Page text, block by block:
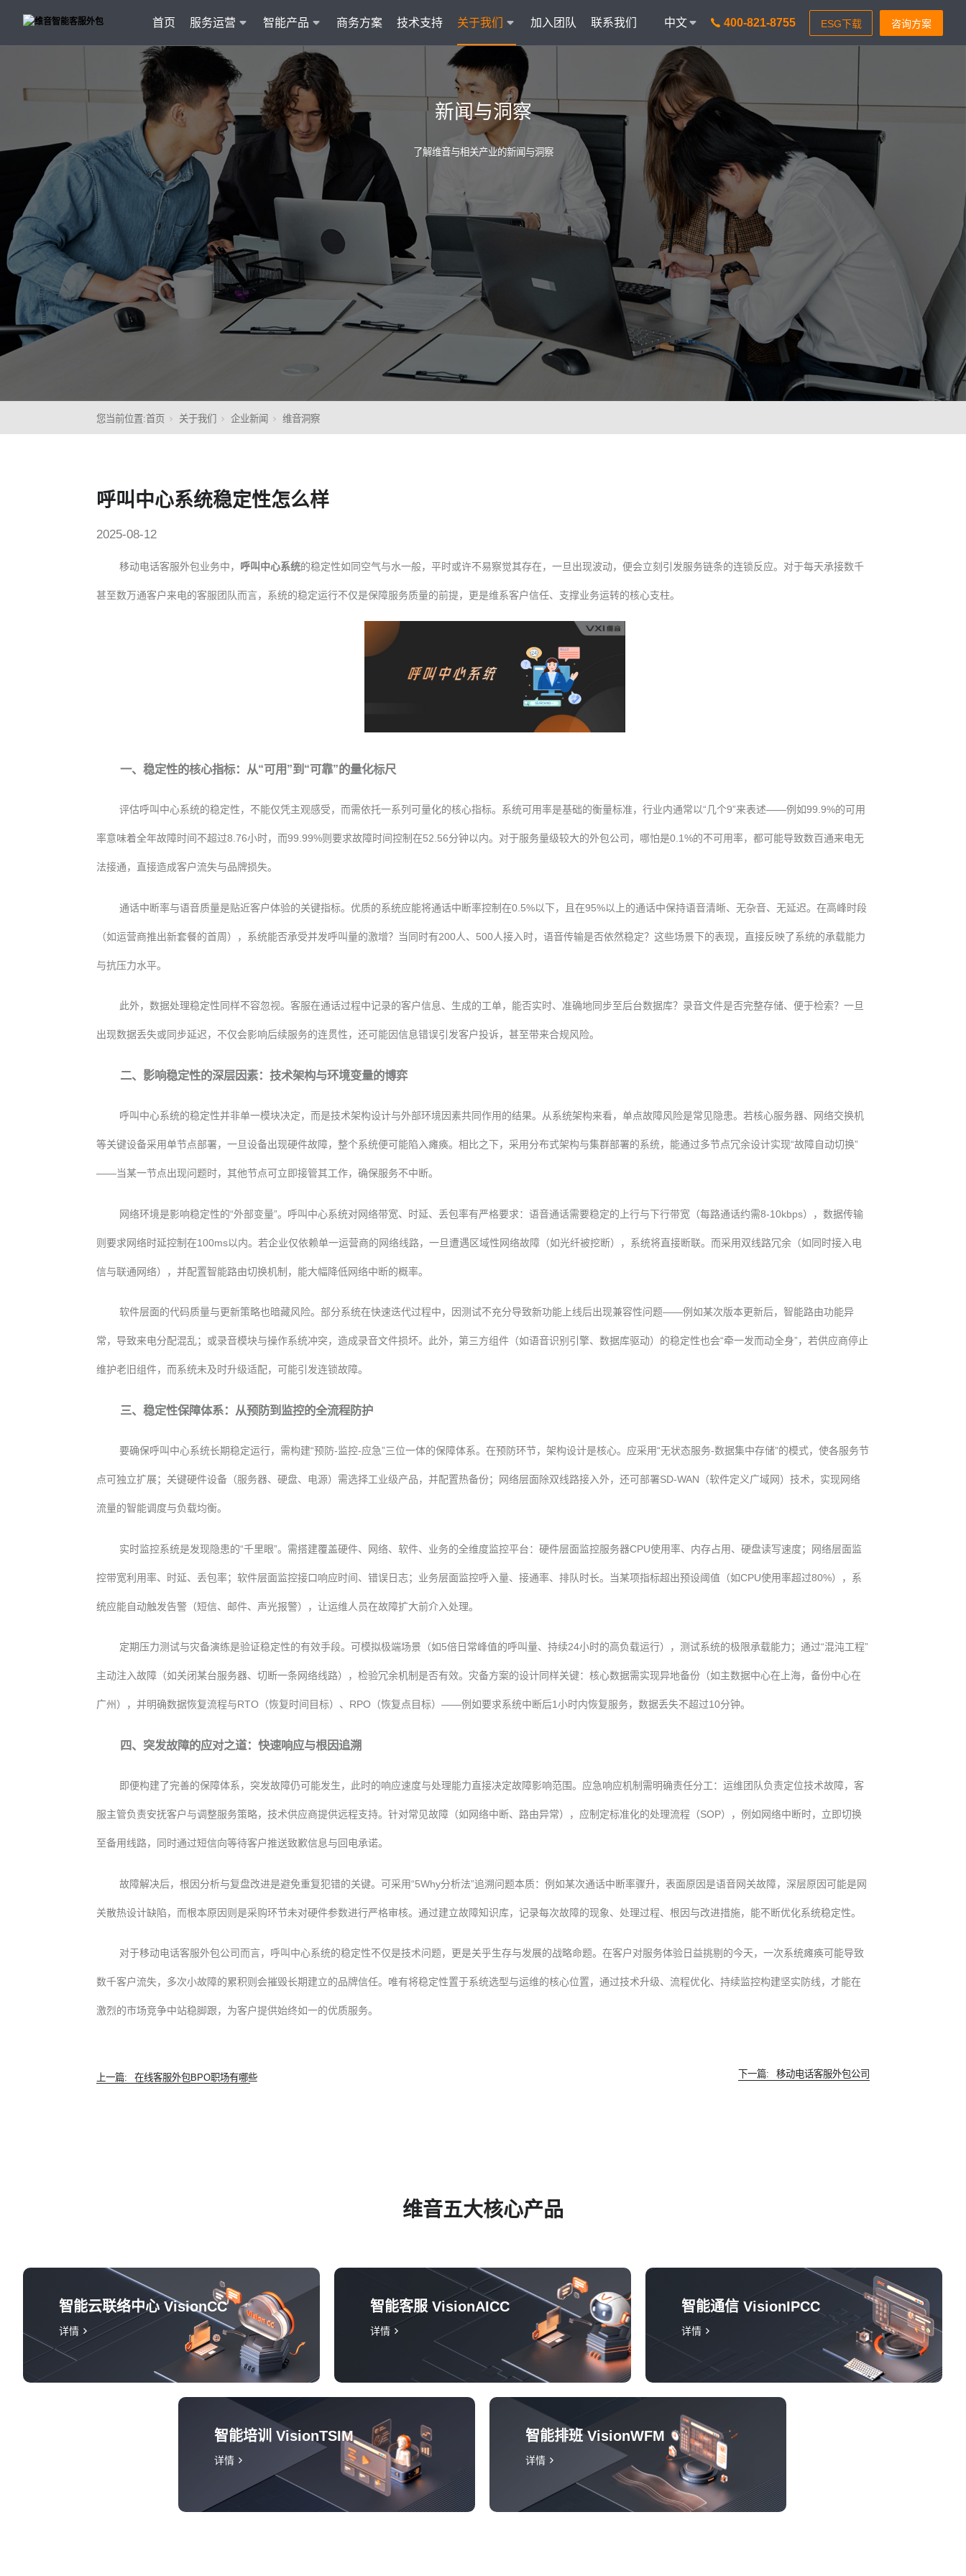
首页 服务运营 智能产品 商务方案 技术支持 关于我们 加入团队 联系我们 中文 400-821-8755
维音产品矩阵
· 产品融入维音20余行业服务经验
· 专属技术顾问进行1对1服务
· 丰富的定制化开发交付案例
客户服务
智能云联络中心 VisionCC
统一接入多渠道，坐席接待更省心
智能客服 VisionAICC
集成6种AI功能，革新客户体验
智能通信 VisionIPCC
IP软交换模式，通信稳定灵
AI知识助手
沉淀金牌话术，搜索即得答案
营销自动化
批量营销发送，提升获客转化
多模态客服
智能交互升级，轻松理解声图文
文本机器人VisionBot
7*24小时智能问题匹配
外呼机器人VisionIDR
高效转化获客，助力锁定目标客
户
质检机器人VisionIQA
全量质检&实时告警，降低客诉率
智能培训 VisionTSIM
沉浸式Al陪练，打造金牌客服团队
智能排班 VisionWFM
预测排班需求，实时获悉遵时率
核心技术
声纹识别VPR
图像描述 IC
新闻与洞察
了解维音与相关产业的新闻与洞察
您当前位置:首页 关于我们 企业新闻 维音洞察
呼叫中心系统稳定性怎么样
2025-08-12
移动电话客服外包业务中， 呼叫中心系统的稳定性如同空气与水一般，平时或许不易察觉其存在，一旦出现波动，便会立刻引发服务链条的连锁反应。对于每天承接数千
甚至数万通客户来电的客服团队而言，系统的稳定运行不仅是保障服务质量的前提，更是维系客户信任、支撑业务运转的核心支柱。
一、稳定性的核心指标：从“可用”到“可靠”的量化标尺
评估呼叫中心系统的稳定性，不能仅凭主观感受，而需依托一系列可量化的核心指标。系统可用率是基础的衡量标准，行业内通常以“几个9”来表述——例如99.9%的可用
率意味着全年故障时间不超过8.76小时，而99.99%则要求故障时间控制在52.56分钟以内。对于服务量级较大的外包公司，哪怕是0.1%的不可用率，都可能导致数百通来电无
法接通，直接造成客户流失与品牌损失。
通话中断率与语音质量是贴近客户体验的关键指标。优质的系统应能将通话中断率控制在0.5%以下，且在95%以上的通话中保持语音清晰、无杂音、无延迟。在高峰时段
（如运营商推出新套餐的首周），系统能否承受并发呼叫量的激增？当同时有200人、500人接入时，语音传输是否依然稳定？这些场景下的表现，直接反映了系统的承载能力
与抗压力水平。
此外，数据处理稳定性同样不容忽视。客服在通话过程中记录的客户信息、生成的工单，能否实时、准确地同步至后台数据库？录音文件是否完整存储、便于检索？一旦
出现数据丢失或同步延迟，不仅会影响后续服务的连贯性，还可能因信息错误引发客户投诉，甚至带来合规风险。
二、影响稳定性的深层因素：技术架构与环境变量的博弈
呼叫中心系统的稳定性并非单一模块决定，而是技术架构设计与外部环境因素共同作用的结果。从系统架构来看，单点故障风险是常见隐患。若核心服务器、网络交换机
等关键设备采用单节点部署，一旦设备出现硬件故障，整个系统便可能陷入瘫痪。相比之下，采用分布式架构与集群部署的系统，能通过多节点冗余设计实现“故障自动切换”
——当某一节点出现问题时，其他节点可立即接管其工作，确保服务不中断。
网络环境是影响稳定性的“外部变量”。呼叫中心系统对网络带宽、时延、丢包率有严格要求：语音通话需要稳定的上行与下行带宽（每路通话约需8-10kbps），数据传输
则要求网络时延控制在100ms以内。若企业仅依赖单一运营商的网络线路，一旦遭遇区域性网络故障（如光纤被挖断），系统将直接断联。而采用双线路冗余（如同时接入电
信与联通网络），并配置智能路由切换机制，能大幅降低网络中断的概率。
软件层面的代码质量与更新策略也暗藏风险。部分系统在快速迭代过程中，因测试不充分导致新功能上线后出现兼容性问题——例如某次版本更新后，智能路由功能异
常，导致来电分配混乱；或录音模块与操作系统冲突，造成录音文件损坏。此外，第三方组件（如语音识别引擎、数据库驱动）的稳定性也会“牵一发而动全身”，若供应商停止
维护老旧组件，而系统未及时升级适配，可能引发连锁故障。
三、稳定性保障体系：从预防到监控的全流程防护
要确保呼叫中心系统长期稳定运行，需构建“预防-监控-应急”三位一体的保障体系。在预防环节，架构设计是核心。应采用“无状态服务-数据集中存储”的模式，使各服务节
点可独立扩展；关键硬件设备（服务器、硬盘、电源）需选择工业级产品，并配置热备份；网络层面除双线路接入外，还可部署SD-WAN（软件定义广域网）技术，实现网络
流量的智能调度与负载均衡。
实时监控系统是发现隐患的“千里眼”。需搭建覆盖硬件、网络、软件、业务的全维度监控平台：硬件层面监控服务器CPU使用率、内存占用、硬盘读写速度；网络层面监
控带宽利用率、时延、丢包率；软件层面监控接口响应时间、错误日志；业务层面监控呼入量、接通率、排队时长。当某项指标超出预设阈值（如CPU使用率超过80%），系
统应能自动触发告警（短信、邮件、声光报警），让运维人员在故障扩大前介入处理。
定期压力测试与灾备演练是验证稳定性的有效手段。可模拟极端场景（如5倍日常峰值的呼叫量、持续24小时的高负载运行），测试系统的极限承载能力；通过“混沌工程”
主动注入故障（如关闭某台服务器、切断一条网络线路），检验冗余机制是否有效。灾备方案的设计同样关键：核心数据需实现异地备份（如主数据中心在上海，备份中心在
广州），并明确数据恢复流程与RTO（恢复时间目标）、RPO（恢复点目标）——例如要求系统中断后1小时内恢复服务，数据丢失不超过10分钟。
四、突发故障的应对之道：快速响应与根因追溯
即便构建了完善的保障体系，突发故障仍可能发生，此时的响应速度与处理能力直接决定故障影响范围。应急响应机制需明确责任分工：运维团队负责定位技术故障，客
服主管负责安抚客户与调整服务策略，技术供应商提供远程支持。针对常见故障（如网络中断、路由异常），应制定标准化的处理流程（SOP），例如网络中断时，立即切换
至备用线路，同时通过短信向等待客户推送致歉信息与回电承诺。
故障解决后，根因分析与复盘改进是避免重复犯错的关键。可采用“5Why分析法”追溯问题本质：例如某次通话中断率骤升，表面原因是语音网关故障，深层原因可能是网
关散热设计缺陷，而根本原因则是采购环节未对硬件参数进行严格审核。通过建立故障知识库，记录每次故障的现象、处理过程、根因与改进措施，能不断优化系统稳定性。
对于移动电话客服外包公司而言，呼叫中心系统的稳定性不仅是技术问题，更是关乎生存与发展的战略命题。在客户对服务体验日益挑剔的今天，一次系统瘫痪可能导致
数千客户流失，多次小故障的累积则会摧毁长期建立的品牌信任。唯有将稳定性置于系统选型与运维的核心位置，通过技术升级、流程优化、持续监控构建坚实防线，才能在
激烈的市场竞争中站稳脚跟，为客户提供始终如一的优质服务。‍
上一篇: 在线客服外包BPO职场有哪些 下一篇: 移动电话客服外包公司
维音五大核心产品
智能云联络中心 VisionCC
详情
智能客服 VisionAICC
详情
智能通信 VisionIPCC
详情
智能培训 VisionTSIM
详情
智能排班 VisionWFM
详情